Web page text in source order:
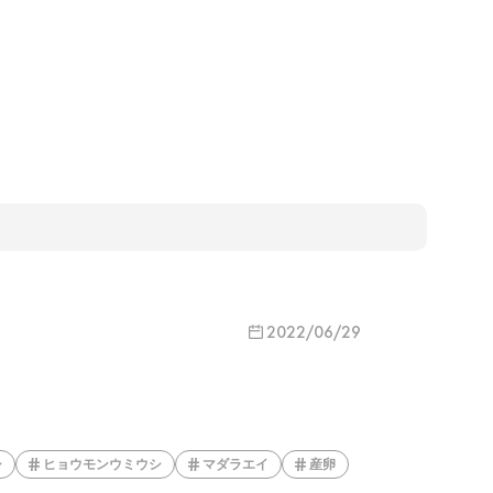
2022/06/29
ヒョウモンウミウシ マダラエイ 産卵